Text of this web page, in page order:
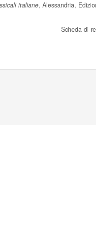
italiane, Alessandria,
Scheda di